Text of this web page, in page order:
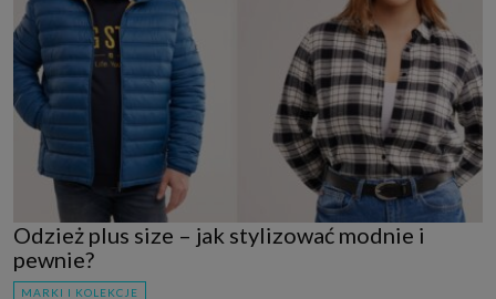
Odzież plus size – jak stylizować modnie i
pewnie?
MARKI I KOLEKCJE